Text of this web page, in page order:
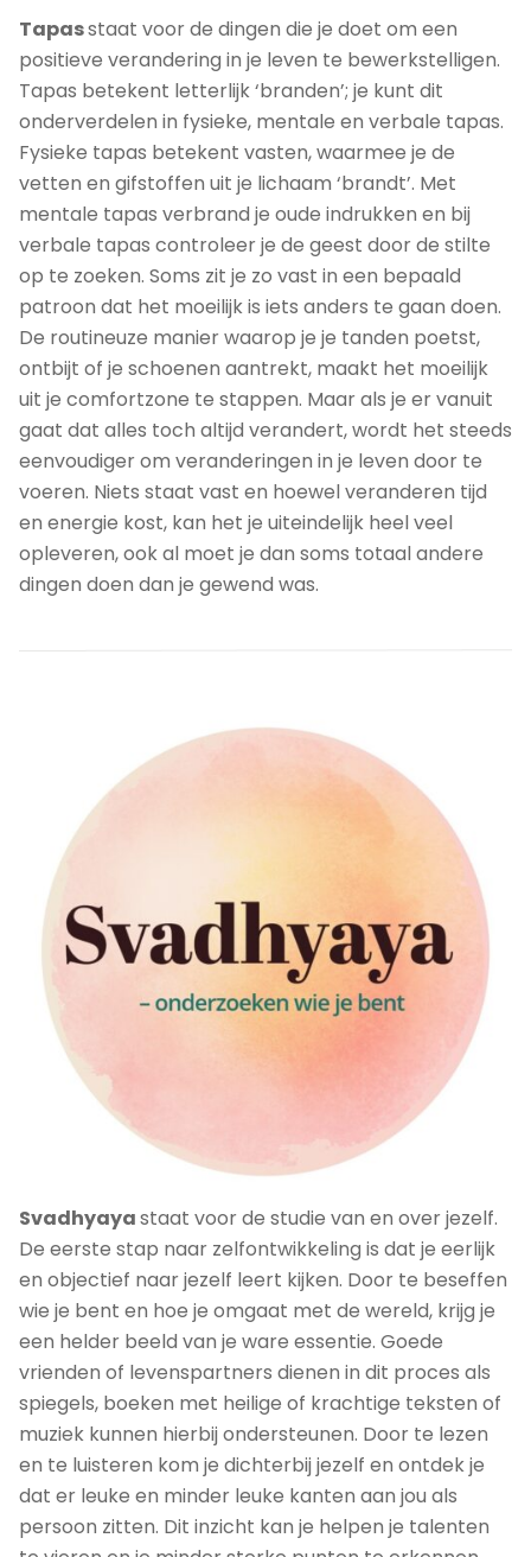
Tapasstaat voor de dingen die je doet om een
positieve verandering in je leven te bewerkstelligen.
Tapas betekent letterlijk ‘branden’; je kunt dit
onderverdelen in fysieke, mentale en verbale tapas.
Fysieke tapas betekent vasten, waarmee je de
vetten en gifstoffen uit je lichaam ‘brandt’. Met
mentale tapas verbrand je oude indrukken en bij
verbale tapas controleer je de geest door de stilte
op te zoeken. Soms zit je zo vast in een bepaald
patroon dat het moeilijk is iets anders te gaan doen.
De routineuze manier waarop je je tanden poetst,
ontbijt of je schoenen aantrekt, maakt het moeilijk
uit je comfortzone te stappen. Maar als je er vanuit
gaat dat alles toch altijd verandert, wordt het steeds
eenvoudiger om veranderingen in je leven door te
voeren. Niets staat vast en hoewel veranderen tijd
en energie kost, kan het je uiteindelijk heel veel
opleveren, ook al moet je dan soms totaal andere
dingen doen dan je gewend was.
Svadhyayastaat voor de studie van en over jezelf.
De eerste stap naar zelfontwikkeling is dat je eerlijk
en objectief naar jezelf leert kijken. Door te beseffen
wie je bent en hoe je omgaat met de wereld, krijg je
een helder beeld van je ware essentie. Goede
vrienden of levenspartners dienen in dit proces als
spiegels, boeken met heilige of krachtige teksten of
muziek kunnen hierbij ondersteunen. Door te lezen
en te luisteren kom je dichterbij jezelf en ontdek je
dat er leuke en minder leuke kanten aan jou als
persoon zitten. Dit inzicht kan je helpen je talenten